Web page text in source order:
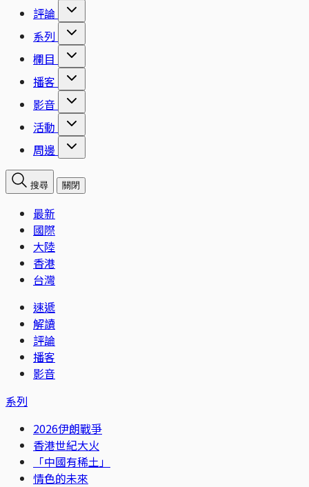
評論
系列
欄目
播客
影音
活動
周邊
搜尋 關閉
最新
國際
大陸
香港
台灣
速遞
解讀
評論
播客
影音
系列
2026伊朗戰爭
香港世紀大火
「中國有稀土」
情色的未來